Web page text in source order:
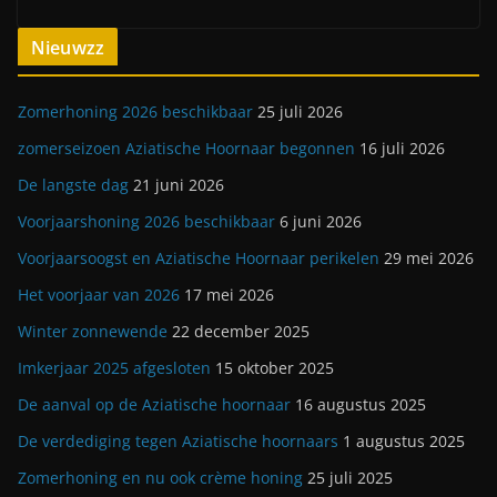
Nieuwzz
Zomerhoning 2026 beschikbaar 25 juli 2026
zomerseizoen Aziatische Hoornaar begonnen 16 juli 2026
De langste dag 21 juni 2026
Voorjaarshoning 2026 beschikbaar 6 juni 2026
Voorjaarsoogst en Aziatische Hoornaar perikelen 29 mei 2026
Het voorjaar van 2026 17 mei 2026
Winter zonnewende 22 december 2025
Imkerjaar 2025 afgesloten 15 oktober 2025
De aanval op de Aziatische hoornaar 16 augustus 2025
De verdediging tegen Aziatische hoornaars 1 augustus 2025
Zomerhoning en nu ook crème honing 25 juli 2025